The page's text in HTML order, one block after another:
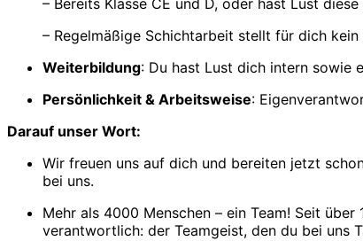
– Bereits Klasse CE und D, oder hast Lust
– Regelmäßige Schichtarbeit stellt für dich kein
Weiterbildung: Du hast Lust dich intern sowie
Persönlichkeit & Arbeitsweise:
Darauf unser Wort:
Wir freuen uns auf dich und bereiten jetzt
bei uns.
Mehr als 4000 Menschen – ein Team! Seit
verantwortlich: der Teamgeist, den du bei uns